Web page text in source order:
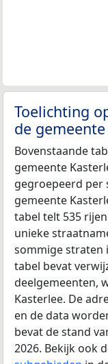
Toelichting
de
Bovenstaande
gemeente
gegroepeerd per
gemeente
tabel telt 535
unieke
sommige straten
tabel bevat
deelgemeenten,
Kasterlee. De
en de data
bevat de stand
2026. Bekijk ook